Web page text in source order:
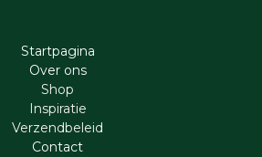
Startpagina
Ove​r​ ons
Shop
Inspiratie
Verzendbeleid
Cont​act